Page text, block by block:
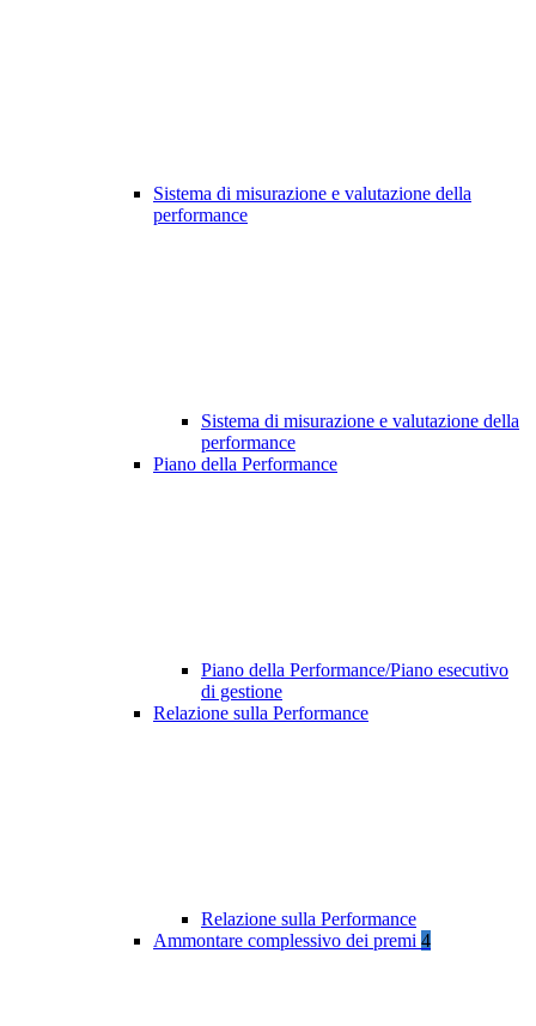
Sistema di misurazione e valutazione della
performance
Sistema di misurazione e valutazione della
performance
Piano della Performance
Piano della Performance/Piano esecutivo
di gestione
Relazione sulla Performance
Relazione sulla Performance
Ammontare complessivo dei premi 4